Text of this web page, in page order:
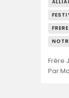
Frère
Par